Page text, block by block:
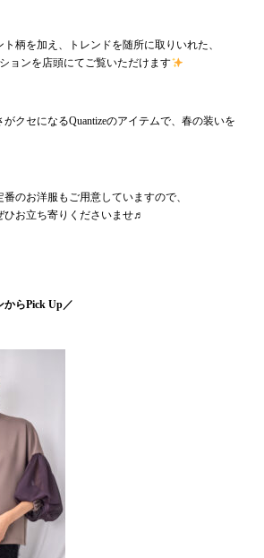
柄を加え、トレンドを随所に取りいれた、
ョンを店頭にてご覧いただけます
クセになるQuantizeのアイテムで、春の装いを
のお洋服もご用意していますので、
ひお立ち寄りくださいませ♬
からPick Up／